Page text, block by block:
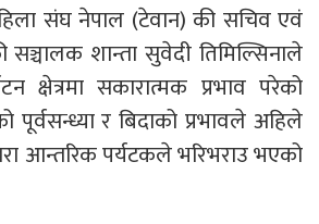
संघ नेपाल (टेवान) की सचिव एवं
शान्ता सुवेदी तिमिल्सिनाले
क्षेत्रमा सकारात्मक प्रभाव परेको
पूर्वसन्ध्या र बिदाको प्रभावले अहिले
आन्तरिक पर्यटकले भरिभराउ भएको